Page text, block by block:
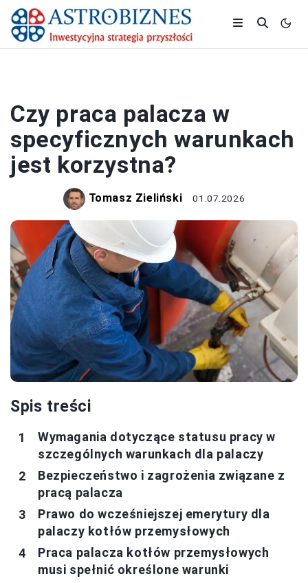
Czy praca palacza w
specyficznych warunkach
jest korzystna?
Tomasz Zieliński 01.07.2026
Spis treści
Wymagania dotyczące statusu pracy w
szczególnych warunkach dla palaczy
Bezpieczeństwo i zagrożenia związane z
pracą palacza
Prawo do wcześniejszej emerytury dla
palaczy kotłów przemysłowych
Praca palacza kotłów przemysłowych
musi spełnić określone warunki